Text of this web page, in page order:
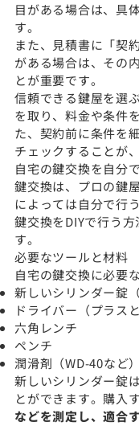
目がある場合は、具
す。
また、見積書に「契
がある場合は、その
とが重要です。
信頼できる鍵屋を選
を取り、料金や条件
た、契約前に条件を
チェックすることが
自宅の鍵交換を自分
鍵交換は、プロの鍵
によっては自分で行
鍵交換をDIYで行う
す。
必要なツールと材料
自宅の鍵交換に必要
新しいシリンダー錠
ドライバー（プラス
六角レンチ
ペンチ
潤滑剤（WD-40など）
新しいシリンダー錠
とができます。購入
などを測定し、適合